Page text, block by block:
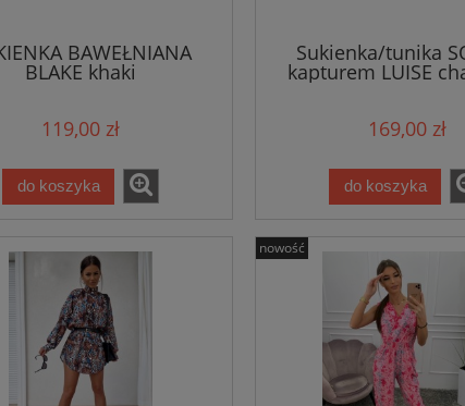
BAWEŁNIANA
BLAKE khaki
119,00 zł
do koszyka
Sukienka/tunika
kapturem LUISE
169,00 zł
do koszyka
nowość